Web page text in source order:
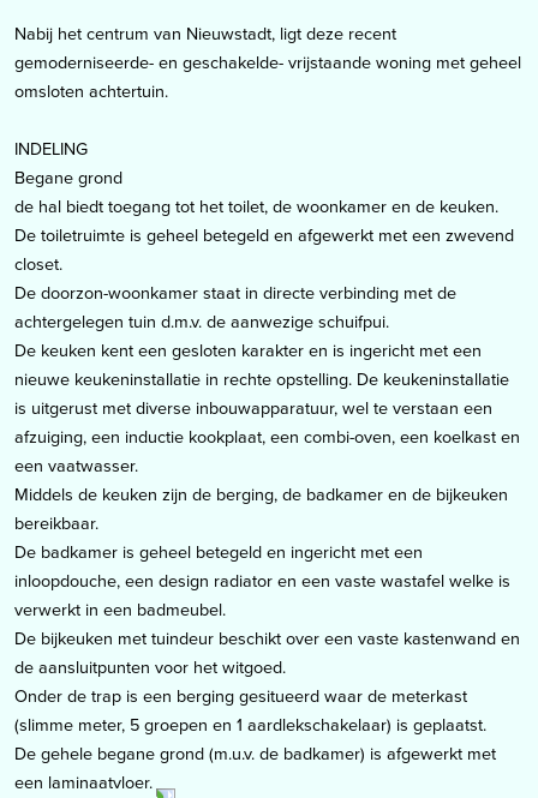
Nabij het centrum van Nieuwstadt, ligt deze recent
gemoderniseerde- en geschakelde- vrijstaande woning met geheel
omsloten achtertuin.
INDELING
Begane grond
de hal biedt toegang tot het toilet, de woonkamer en de keuken.
De toiletruimte is geheel betegeld en afgewerkt met een zwevend
closet.
De doorzon-woonkamer staat in directe verbinding met de
achtergelegen tuin d.m.v. de aanwezige schuifpui.
De keuken kent een gesloten karakter en is ingericht met een
nieuwe keukeninstallatie in rechte opstelling. De keukeninstallatie
is uitgerust met diverse inbouwapparatuur, wel te verstaan een
afzuiging, een inductie kookplaat, een combi-oven, een koelkast en
een vaatwasser.
Middels de keuken zijn de berging, de badkamer en de bijkeuken
bereikbaar.
De badkamer is geheel betegeld en ingericht met een
inloopdouche, een design radiator en een vaste wastafel welke is
verwerkt in een badmeubel.
De bijkeuken met tuindeur beschikt over een vaste kastenwand en
de aansluitpunten voor het witgoed.
Onder de trap is een berging gesitueerd waar de meterkast
(slimme meter, 5 groepen en 1 aardlekschakelaar) is geplaatst.
De gehele begane grond (m.u.v. de badkamer) is afgewerkt met
een laminaatvloer.